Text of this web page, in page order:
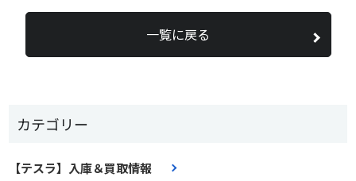
カテゴリー
【テスラ】入庫＆買取情報
一覧に戻る